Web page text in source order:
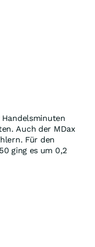
Auch der MDax
Für den
ging es um 0,2